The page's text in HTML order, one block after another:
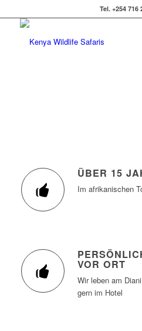
Tel. +254 716
ÜBER 15
Im afrikanischen
VOR ORT
Wir leben am
gern im Hotel